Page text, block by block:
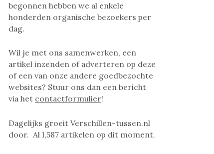
begonnen hebben we al enkele
honderden organische bezoekers per
dag.
Wil je met ons samenwerken, een
artikel inzenden of adverteren op deze
of een van onze andere goedbezochte
websites? Stuur ons dan een bericht
via het contactformulier!
Dagelijks groeit Verschillen-tussen.nl
door. Al1,587 artikelen op dit moment.